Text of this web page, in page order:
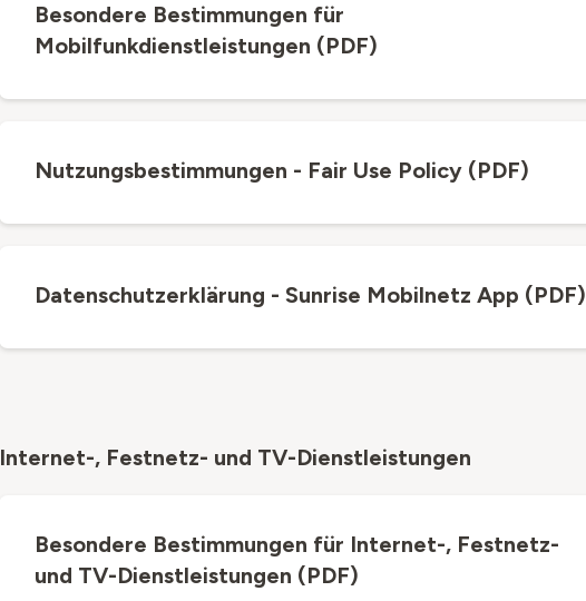
Besondere Bestimmungen für
Mobilfunkdienstleistungen (PDF)
Nutzungsbestimmungen - Fair Use Policy (PDF)
Datenschutzerklärung - Sunrise Mobilnetz App (PDF)
Internet-, Festnetz- und TV-Dienstleistungen
Besondere Bestimmungen für Internet-, Festnetz-
und TV-Dienstleistungen (PDF)